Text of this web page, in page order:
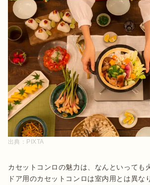
出典： PIXTA
カセットコンロの魅力は、なんといっても
ドア用のカセットコンロは室内用とは異な